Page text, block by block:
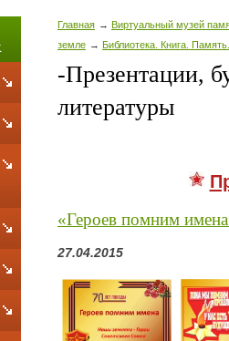
Главная
Виртуальный музей
земле
Библиотека. Книга. Память.
-Презентации,
литературы
«Героев помним
27.04.2015